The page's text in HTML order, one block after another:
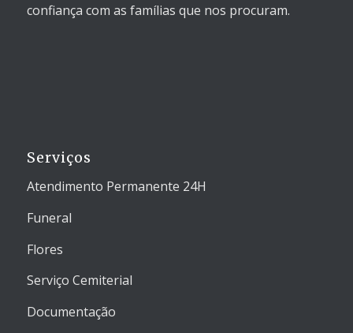
confiança com as famílias que nos procuram.
Serviços
Atendimento Permanente 24H
Funeral
Flores
Serviço Cemiterial
Documentação